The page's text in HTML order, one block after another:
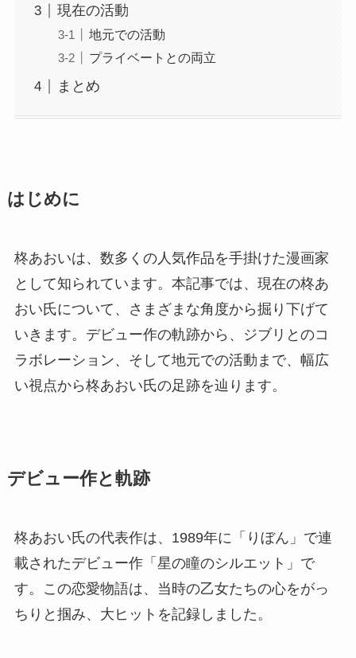
現在の活動
地元での活動
プライベートとの両立
まとめ
はじめに
柊あおいは、数多くの人気作品を手掛けた漫画家
として知られています。本記事では、現在の柊あ
おい氏について、さまざまな角度から掘り下げて
いきます。デビュー作の軌跡から、ジブリとのコ
ラボレーション、そして地元での活動まで、幅広
い視点から柊あおい氏の足跡を辿ります。
デビュー作と軌跡
柊あおい氏の代表作は、1989年に「りぼん」で連
載されたデビュー作「星の瞳のシルエット」で
す。この恋愛物語は、当時の乙女たちの心をがっ
ちりと掴み、大ヒットを記録しました。